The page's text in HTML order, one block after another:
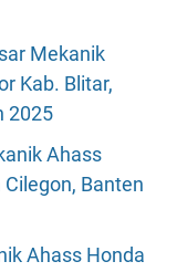
Mekanik
Kab. Blitar,
2025
Ahass
Banten
Ahass Honda